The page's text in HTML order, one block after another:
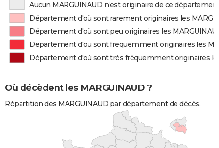
Aucun MARGUINAUD n'est originaire de ce
Département d'où sont rarement originaires les
Département d'où sont peu originaires les
Département d'où sont fréquemment originaires les
Département d'où sont très fréquemment originaires
Où décèdent les MARGUINAUD ?
Répartition des MARGUINAUD par département de décès.